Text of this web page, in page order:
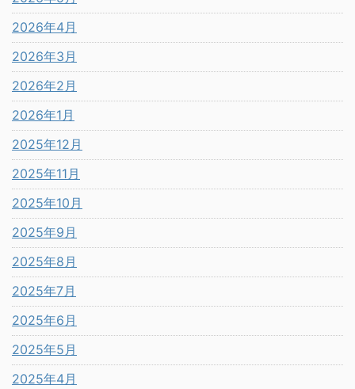
2026年4月
2026年3月
2026年2月
2026年1月
2025年12月
2025年11月
2025年10月
2025年9月
2025年8月
2025年7月
2025年6月
2025年5月
2025年4月